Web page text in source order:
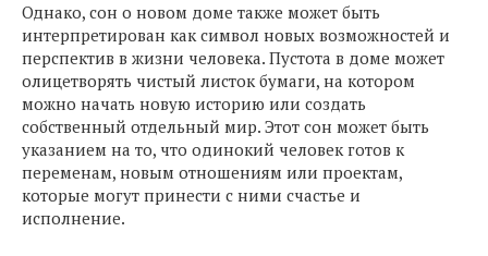
Однако, сон о новом доме также может быть
интерпретирован как символ новых возможностей и
перспектив в жизни человека. Пустота в доме может
олицетворять чистый листок бумаги, на котором
можно начать новую историю или создать
собственный отдельный мир. Этот сон может быть
указанием на то, что одинокий человек готов к
переменам, новым отношениям или проектам,
которые могут принести с ними счастье и
исполнение.